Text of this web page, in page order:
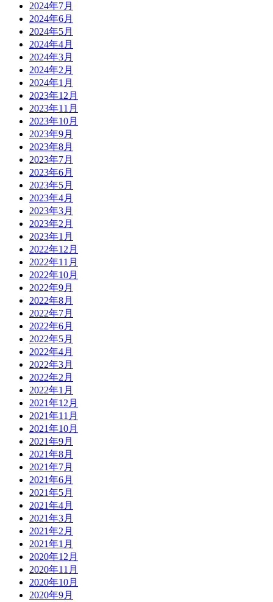
2024年7月
2024年6月
2024年5月
2024年4月
2024年3月
2024年2月
2024年1月
2023年12月
2023年11月
2023年10月
2023年9月
2023年8月
2023年7月
2023年6月
2023年5月
2023年4月
2023年3月
2023年2月
2023年1月
2022年12月
2022年11月
2022年10月
2022年9月
2022年8月
2022年7月
2022年6月
2022年5月
2022年4月
2022年3月
2022年2月
2022年1月
2021年12月
2021年11月
2021年10月
2021年9月
2021年8月
2021年7月
2021年6月
2021年5月
2021年4月
2021年3月
2021年2月
2021年1月
2020年12月
2020年11月
2020年10月
2020年9月